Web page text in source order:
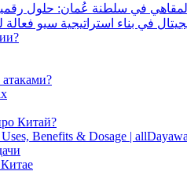
في سلطنة عُمان: حلول رقمية
في بناء استراتيجية سيو
Китай?
Benefits & Dosage |